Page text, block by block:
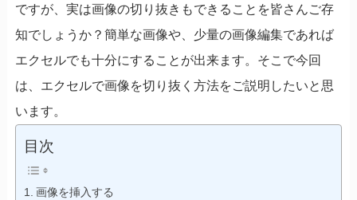
ですが、実は画像の切り抜きもできることを皆さんご存
知でしょうか？簡単な画像や、少量の画像編集であれば
エクセルでも十分にすることが出来ます。そこで今回
は、エクセルで画像を切り抜く方法をご説明したいと思
います。
目次
画像を挿入する